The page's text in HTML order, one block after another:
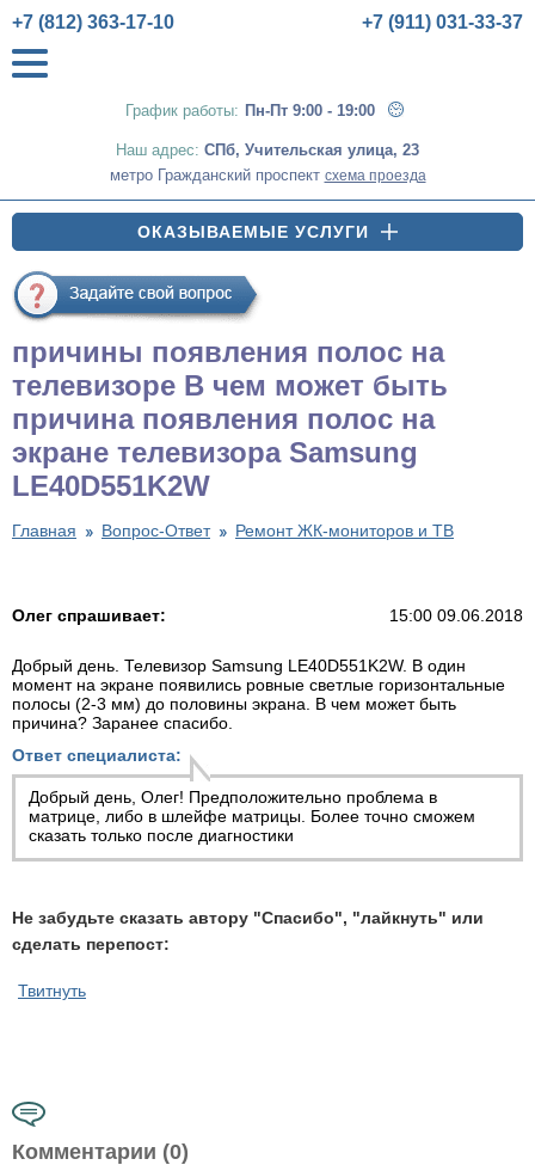
График работы: Пн-Пт 9:00 - 19:00
+7 (812) 363-17-10 +7 (911) 031-33-37
Наш адрес: СПб, Учительская улица, 23
метро Гражданский проспект схема проезда
ОКАЗЫВАЕМЫЕ УСЛУГИ
причины появления полос на
телевизоре В чем может быть
причина появления полос на
экране телевизора Samsung
LE40D551K2W
Главная Вопрос-Ответ Ремонт ЖК-мониторов и ТВ
Олег спрашивает: 15:00 09.06.2018
Добрый день. Телевизор Samsung LE40D551K2W. В один
момент на экране появились ровные светлые горизонтальные
полосы (2-3 мм) до половины экрана. В чем может быть
причина? Заранее спасибо.
Ответ специалиста:
Добрый день, Олег! Предположительно проблема в
матрице, либо в шлейфе матрицы. Более точно сможем
сказать только после диагностики
Не забудьте сказать автору "Спасибо", "лайкнуть" или
сделать перепост:
Твитнуть
Комментарии (0)